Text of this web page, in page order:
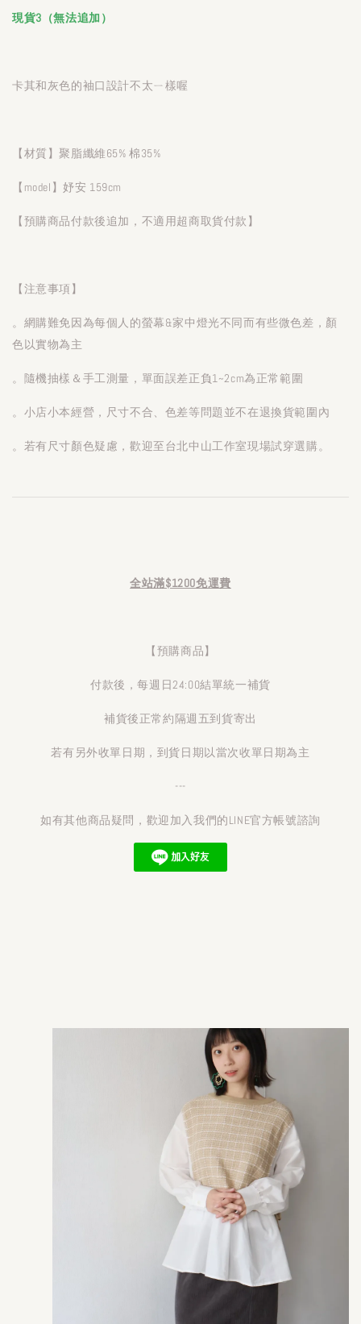
現貨3（無法追加）
卡其和灰色的袖口設計不太ㄧ樣喔
【材質】聚脂纖維65% 棉35%
【model】妤安 159cm
【預購商品付款後追加，不適用超商取貨付款】
【注意事項】
。網購難免因為每個人的螢幕&家中燈光不同而有些微色差，顏
色以實物為主
。隨機抽樣＆手工測量，單面誤差正負1~2cm為正常範圍
。小店小本經營，尺寸不合、色差等問題並不在退換貨範圍內
。若有尺寸顏色疑慮，歡迎至台北中山工作室現場試穿選購。
全站滿$1200免運費
【預購商品】
付款後，每週日24:00結單統一補貨
補貨後正常約隔週五到貨寄出
若有另外收單日期，到貨日期以當次收單日期為主
---
如有其他商品疑問，歡迎加入我們的LINE官方帳號諮詢